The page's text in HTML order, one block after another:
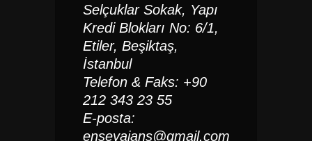
Selçuklar Sokak, Yapı
Kredi Blokları No: 6/1,
Etiler, Beşiktaş,
İstanbul
Telefon & Faks: +90
212 343 23 55
E-posta:
enseyajans@gmail.com